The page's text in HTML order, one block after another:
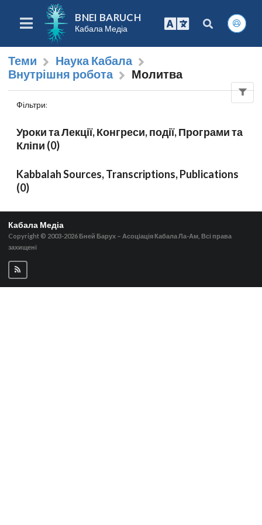
BNEI BARUCH
Кабала Медіа
Теми
Наука Кабала
Внутрішня робота
Молитва
Фільтри:
Уроки та Лекції, Конгреси, події, Програми та
Кліпи (0)
Kabbalah Sources, Transcriptions, Publications
(0)
Кабала Медіа
Copyright © 2003-2026 Бней Барух – Асоціація Кабала Ла-Ам, Всі права
захищені